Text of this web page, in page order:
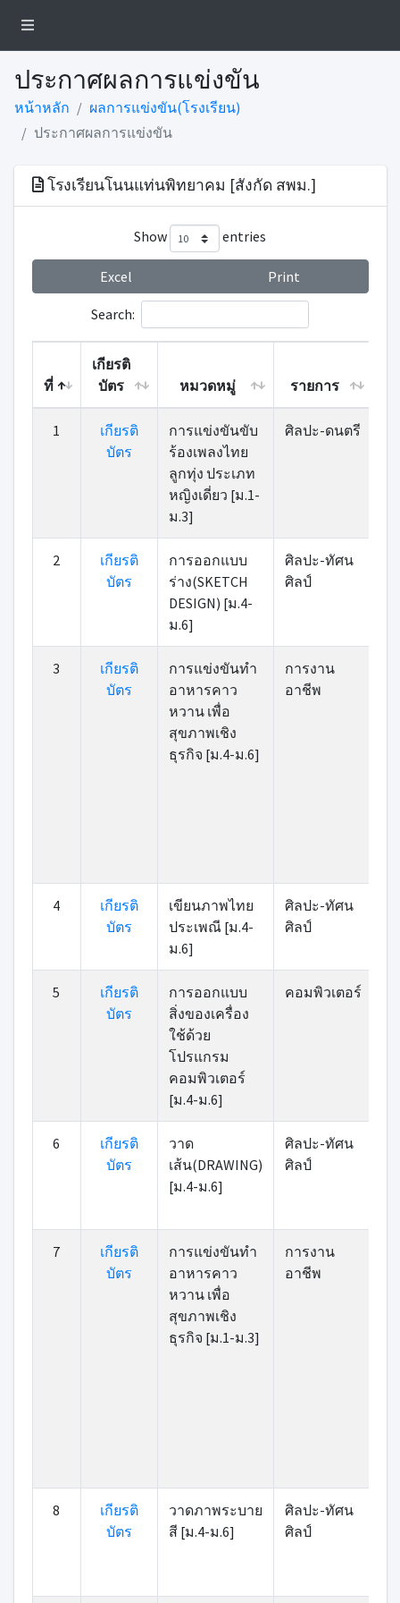
ประกาศผลการแข่งขัน
หน้าหลัก
ผลการแข่งขัน(โรงเรียน)
ประกาศผลการแข่งขัน
โรงเรียนโนนแท่นพิทยาคม [สังกัด สพม.]
Show entries
Excel Print
Search:
ที่
เกียรติ
บัตร
หมวดหมู่ รายการ
เกียรติ
บัตร
หมวดหมู่ รายการ
1
เกียรติ
บัตร
การแข่งขันขับ
ร้องเพลงไทย
ลูกทุ่ง ประเภท
หญิงเดี่ยว [ม.1-
ม.3]
ศิลปะ-ดนตรี
2
เกียรติ
บัตร
การออกแบบ
ร่าง(SKETCH
DESIGN) [ม.4-
ม.6]
ศิลปะ-ทัศน
ศิลป์
3
เกียรติ
บัตร
การแข่งขันทํา
อาหารคาว
หวาน เพื่อ
สุขภาพเชิง
ธุรกิจ [ม.4-ม.6]
การงาน
อาชีพ
4
เกียรติ
บัตร
เขียนภาพไทย
ประเพณี [ม.4-
ม.6]
ศิลปะ-ทัศน
ศิลป์
5
เกียรติ
บัตร
การออกแบบ
สิ่งของเครื่อง
ใช้ด้วย
โปรแกรม
คอมพิวเตอร์
[ม.4-ม.6]
คอมพิวเตอร์
6
เกียรติ
บัตร
วาด
เส้น(DRAWING)
[ม.4-ม.6]
ศิลปะ-ทัศน
ศิลป์
7
เกียรติ
บัตร
การแข่งขันทํา
อาหารคาว
หวาน เพื่อ
สุขภาพเชิง
ธุรกิจ [ม.1-ม.3]
การงาน
อาชีพ
8
เกียรติ
บัตร
วาดภาพระบาย
สี [ม.4-ม.6]
ศิลปะ-ทัศน
ศิลป์